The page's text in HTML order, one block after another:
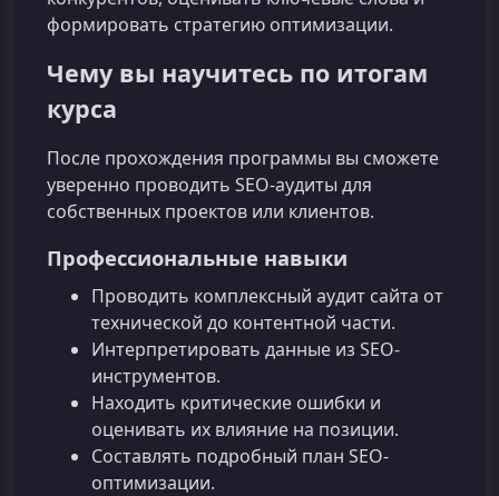
формировать стратегию оптимизации.
Чему вы научитесь по итогам
курса
После прохождения программы вы сможете
уверенно проводить SEO-аудиты для
собственных проектов или клиентов.
Профессиональные навыки
Проводить комплексный аудит сайта от
технической до контентной части.
Интерпретировать данные из SEO-
инструментов.
Находить критические ошибки и
оценивать их влияние на позиции.
Составлять подробный план SEO-
оптимизации.